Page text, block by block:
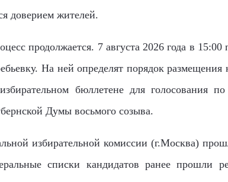
доверием жителей.
продолжается. 7 августа 2026 года в
На ней определят порядок
бюллетене для голосования
Думы восьмого созыва.
избирательной комиссии (г.Москва)
списки кандидатов ранее прошли